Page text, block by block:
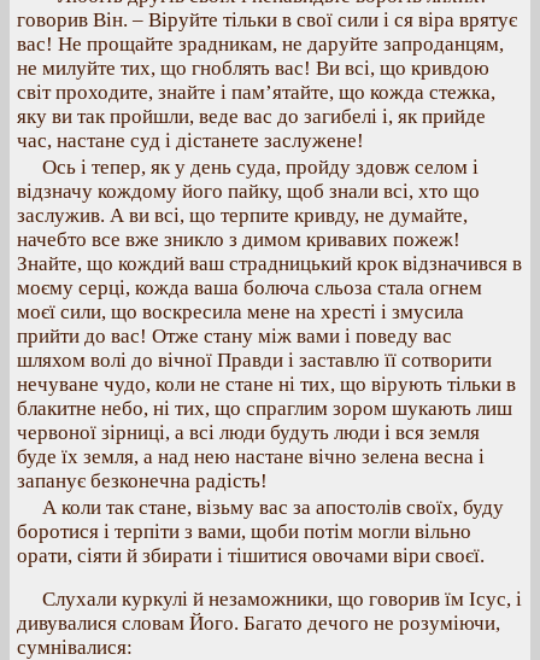
говорив Він. – Віруйте тільки в свої сили і ся віра врятує
вас! Не прощайте зрадникам, не даруйте запроданцям,
не милуйте тих, що гноблять вас! Ви всі, що кривдою
світ проходите, знайте і пам’ятайте, що кожда стежка,
яку ви так пройшли, веде вас до загибелі і, як прийде
час, настане суд і дістанете заслужене!
Ось і тепер, як у день суда, пройду здовж селом і
відзначу кождому його пайку, щоб знали всі, хто що
заслужив. А ви всі, що терпите кривду, не думайте,
начебто все вже зникло з димом кривавих пожеж!
Знайте, що кождий ваш страдницький крок відзначився в
моєму серці, кожда ваша болюча сльоза стала огнем
моєї сили, що воскресила мене на хресті і змусила
прийти до вас! Отже стану між вами і поведу вас
шляхом волі до вічної Правди і заставлю її сотворити
нечуване чудо, коли не стане ні тих, що вірують тільки в
блакитне небо, ні тих, що спраглим зором шукають лиш
червоної зірниці, а всі люди будуть люди і вся земля
буде їх земля, а над нею настане вічно зелена весна і
запанує безконечна радість!
А коли так стане, візьму вас за апостолів своїх, буду
боротися і терпіти з вами, щоби потім могли вільно
орати, сіяти й збирати і тішитися овочами віри своєї.
Слухали куркулі й незаможники, що говорив їм Ісус, і
дивувалися словам Його. Багато дечого не розуміючи,
сумнівалися: